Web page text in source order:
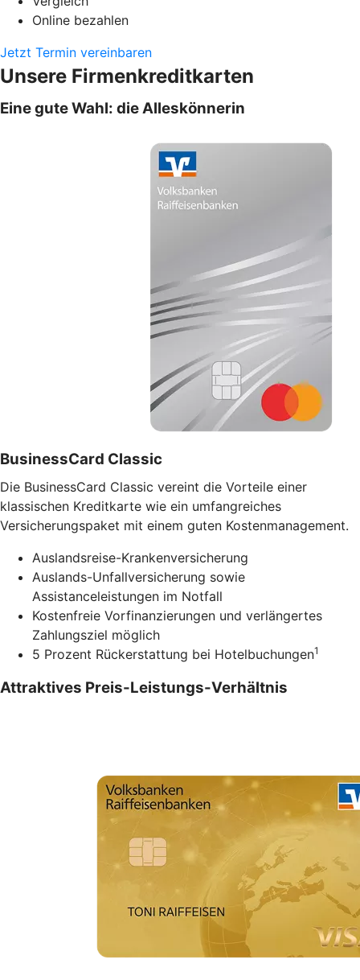
Online bezahlen
Jetzt Termin vereinbaren
Unsere Firmenkreditkarten
Eine gute Wahl: die Alleskönnerin
BusinessCard Classic
Die BusinessCard Classic vereint die Vorteile einer
klassischen Kreditkarte wie ein umfangreiches
Versicherungspaket mit einem guten Kostenmanagement.
Auslandsreise-Krankenversicherung
Auslands-Unfallversicherung sowie
Assistanceleistungen im Notfall
Kostenfreie Vorfinanzierungen und verlängertes
Zahlungsziel möglich
5 Prozent Rückerstattung bei Hotelbuchungen1
Attraktives Preis-Leistungs-Verhältnis